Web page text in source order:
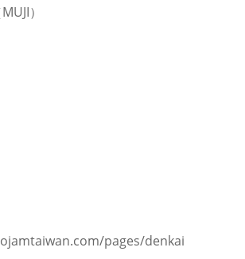
）
pages/denkai